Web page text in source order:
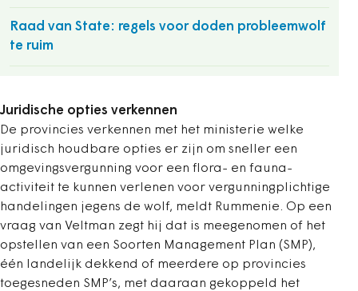
Raad van State: regels voor doden probleemwolf
te ruim
Juridische opties verkennen
De provincies verkennen met het ministerie welke
juridisch houdbare opties er zijn om sneller een
omgevingsvergunning voor een flora- en fauna-
activiteit te kunnen verlenen voor vergunningplichtige
handelingen jegens de wolf, meldt Rummenie. Op een
vraag van Veltman zegt hij dat is meegenomen of het
opstellen van een Soorten Management Plan (SMP),
één landelijk dekkend of meerdere op provincies
toegesneden SMP’s, met daaraan gekoppeld het